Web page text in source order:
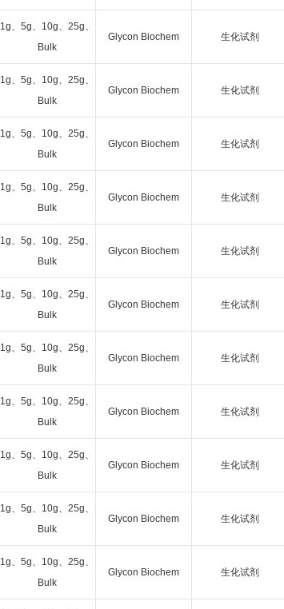
1g、5g、10g、25g、
Bulk
Glycon Biochem 生化试剂
1g、5g、10g、25g、
Bulk
Glycon Biochem 生化试剂
1g、5g、10g、25g、
Bulk
Glycon Biochem 生化试剂
1g、5g、10g、25g、
Bulk
Glycon Biochem 生化试剂
1g、5g、10g、25g、
Bulk
Glycon Biochem 生化试剂
1g、5g、10g、25g、
Bulk
Glycon Biochem 生化试剂
1g、5g、10g、25g、
Bulk
Glycon Biochem 生化试剂
1g、5g、10g、25g、
Bulk
Glycon Biochem 生化试剂
1g、5g、10g、25g、
Bulk
Glycon Biochem 生化试剂
1g、5g、10g、25g、
Bulk
Glycon Biochem 生化试剂
1g、5g、10g、25g、
Bulk
Glycon Biochem 生化试剂